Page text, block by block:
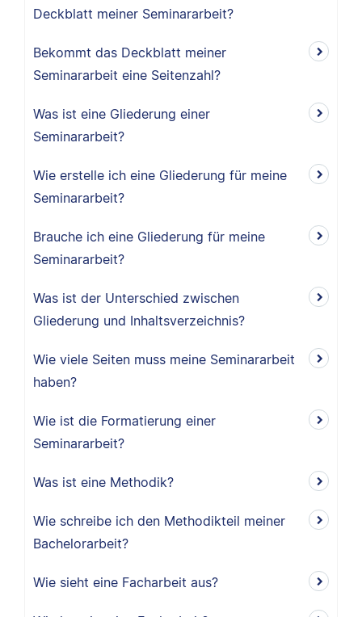
Deckblatt meiner Seminararbeit?
Bekommt das Deckblatt meiner
Seminararbeit eine Seitenzahl?
Was ist eine Gliederung einer
Seminararbeit?
Wie erstelle ich eine Gliederung für meine
Seminararbeit?
Brauche ich eine Gliederung für meine
Seminararbeit?
Was ist der Unterschied zwischen
Gliederung und Inhaltsverzeichnis?
Wie viele Seiten muss meine Seminararbeit
haben?
Wie ist die Formatierung einer
Seminararbeit?
Was ist eine Methodik?
Wie schreibe ich den Methodikteil meiner
Bachelorarbeit?
Wie sieht eine Facharbeit aus?